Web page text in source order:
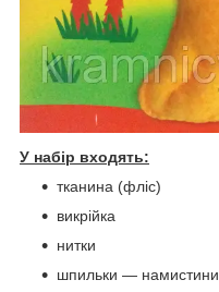
У набір входять:
тканина (фліс)
викрійка
нитки
шпильки ― намистини